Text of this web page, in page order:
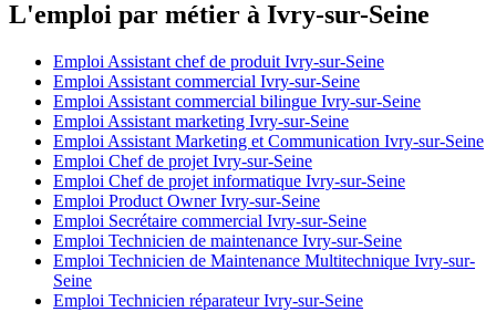
L'emploi par métier à Ivry-sur-Seine
Emploi Assistant chef de produit Ivry-sur-Seine
Emploi Assistant commercial Ivry-sur-Seine
Emploi Assistant commercial bilingue Ivry-sur-Seine
Emploi Assistant marketing Ivry-sur-Seine
Emploi Assistant Marketing et Communication Ivry-sur-Seine
Emploi Chef de projet Ivry-sur-Seine
Emploi Chef de projet informatique Ivry-sur-Seine
Emploi Product Owner Ivry-sur-Seine
Emploi Secrétaire commercial Ivry-sur-Seine
Emploi Technicien de maintenance Ivry-sur-Seine
Emploi Technicien de Maintenance Multitechnique Ivry-sur-
Seine
Emploi Technicien réparateur Ivry-sur-Seine